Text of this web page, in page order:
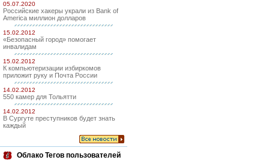
05.07.2020
Российские хакеры украли из Bank of
America миллион долларов
15.02.2012
«Безопасный город» помогает
инвалидам
15.02.2012
К компьютеризации избиркомов
приложит руку и Почта России
14.02.2012
550 камер для Тольятти
14.02.2012
В Сургуте преступников будет знать
каждый
Облако Тегов пользователей